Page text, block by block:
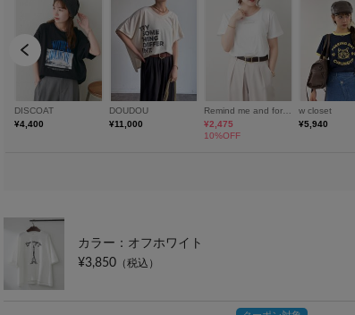
カラー：オフホワイト
¥3,850 （税込）